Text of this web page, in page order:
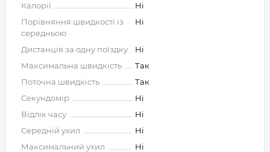
Калорії
Ні
Порівняння швидкості із
середньою
Ні
Дистанція за одну поїздку
Ні
Максимальна швидкість
Так
Поточна швидкість
Так
Секундомір
Ні
Відлік часу
Ні
Середній ухил
Ні
Максимальний ухил
Ні